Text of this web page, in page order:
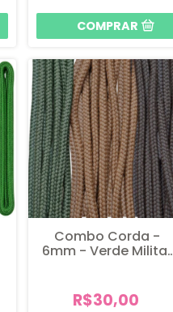
Combo Corda -
6mm - Verde Militar
R$30,00